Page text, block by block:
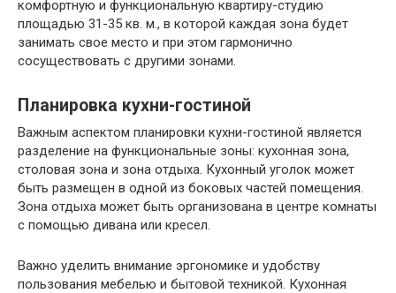
комфортную и функциональную квартиру-студию
площадью 31-35 кв. м., в которой каждая зона будет
занимать свое место и при этом гармонично
сосуществовать с другими зонами.
Планировка кухни-гостиной
Важным аспектом планировки кухни-гостиной является
разделение на функциональные зоны: кухонная зона,
столовая зона и зона отдыха. Кухонный уголок может
быть размещен в одной из боковых частей помещения.
Зона отдыха может быть организована в центре комнаты
с помощью дивана или кресел.
Важно уделить внимание эргономике и удобству
пользования мебелью и бытовой техникой. Кухонная